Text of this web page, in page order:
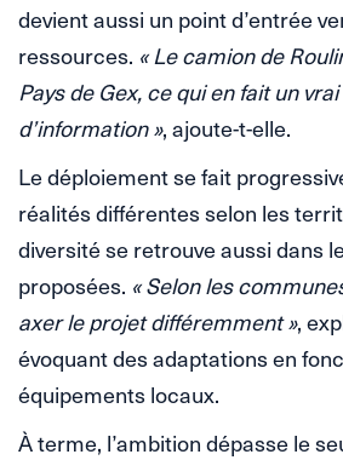
devient aussi un point d’entrée
ressources. « Le camion de
Pays de Gex, ce qui en fait un
d’information », ajoute-t-elle.
Le déploiement se fait
réalités différentes selon les
diversité se retrouve aussi dans
proposées. « Selon les
axer le projet différemment »,
évoquant des adaptations en
équipements locaux.
À terme, l’ambition dépasse le